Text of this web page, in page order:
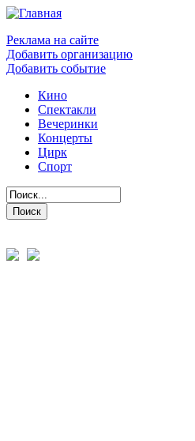
Реклама на сайте
Добавить организацию
Добавить событие
Кино
Спектакли
Вечеринки
Концерты
Цирк
Спорт